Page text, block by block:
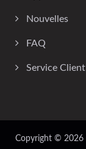
Nouvelles
FAQ
Service Client
Copyright © 2026